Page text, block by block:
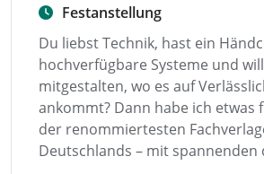
Festanstellung
Du liebst Technik, hast ein
hochverfügbare Systeme und
mitgestalten, wo es auf
ankommt? Dann habe ich etwas
der renommiertesten
Deutschlands – mit spannenden